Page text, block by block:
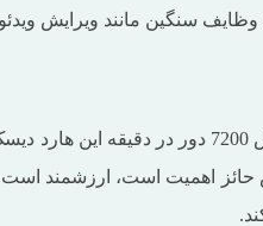
یکی از ویژگی‌های جذاب هارد 500 گیگ وسترن،
اهمیت است، ارزشمند